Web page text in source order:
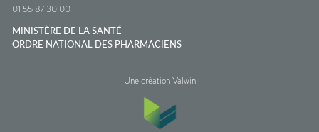
01 55 87 30 00
MINISTÈRE DE LA SANTÉ
ORDRE NATIONAL DES PHARMACIENS
Une création Valwin